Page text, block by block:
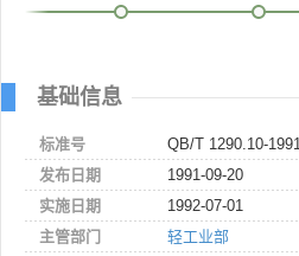
基础信息
标准号
QB/T 1290.10-1991
发布日期
1991-09-20
实施日期
1992-07-01
主管部门
轻工业部